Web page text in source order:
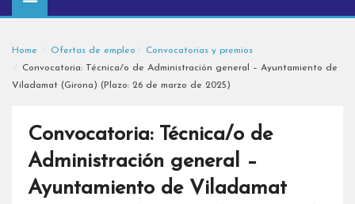
Home Ofertas de empleo
Convocatorias y premios
Convocatoria: Técnica/o de Administración general – Ayuntamiento de
Viladamat (Girona) (Plazo: 26 de marzo de 2025)
Convocatoria: Técnica/o de
Administración general –
Ayuntamiento de Viladamat